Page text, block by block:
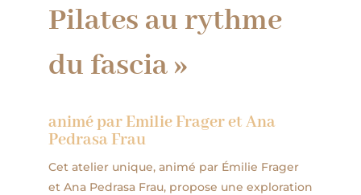
Pilates au rythme
du fascia »
animé par Emilie Frager et Ana
Pedrasa Frau
Cet atelier unique, animé par Émilie Frager
et Ana Pedrasa Frau, propose une exploration